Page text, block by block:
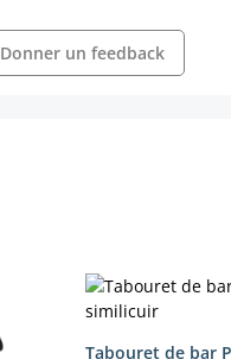
Donner un feedback
Tabouret de bar